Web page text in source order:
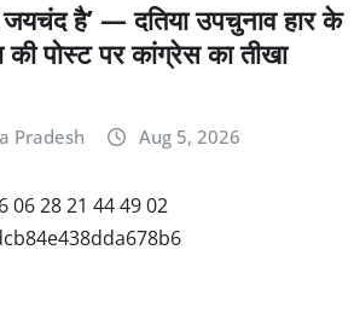
जयचंद है’ — दतिया उपचुनाव हार के
की पोस्ट पर कांग्रेस का तीखा
Pradesh Aug 5, 2026